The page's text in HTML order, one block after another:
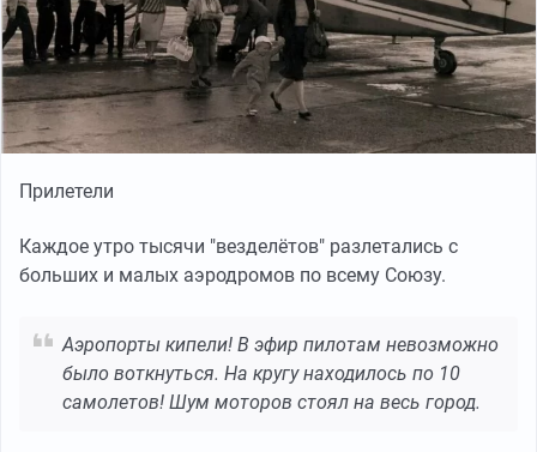
Прилетели
Каждое утро тысячи "везделётов" разлетались с
больших и малых аэродромов по всему Союзу.
Аэропорты кипели! В эфир пилотам невозможно
было воткнуться. На кругу находилось по 10
самолетов! Шум моторов стоял на весь город.